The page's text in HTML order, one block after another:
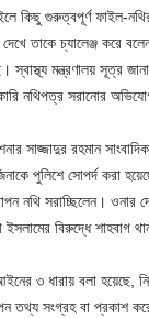
কিছু গুরুত্বপূর্ণ ফাইল-
তাকে চ্যালেঞ্জ করে
স্বাস্থ্য মন্ত্রণালয় সূত্র
নথিপত্র সরানোর
সাজ্জাদুর রহমান
পুলিশে সোপর্দ করা
নথি সরাচ্ছিলেন। ওনার
বিরুদ্ধে শাহবাগ
৩ ধারায় বলা হয়েছে,
তথ্য সংগ্রহ বা প্রকাশ